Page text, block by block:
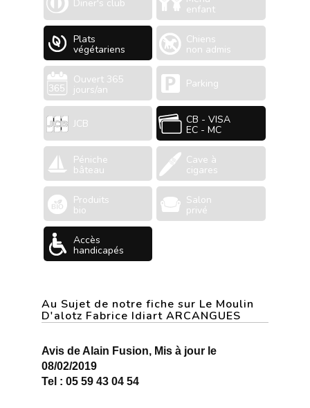
Diner's club enfant
Plats
végétariens
Chiens
non admis
Ouvert 365
jours/an Parking
JCB CB - VISA
EC - MC
Péniche
bâteau
Cave à
cigares
Produits
bio
Salon
privé
Accès
handicapés
Au Sujet de notre fiche sur Le Moulin
D'alotz Fabrice Idiart ARCANGUES
Avis de Alain Fusion, Mis à jour le
08/02/2019
Tel : 05 59 43 04 54